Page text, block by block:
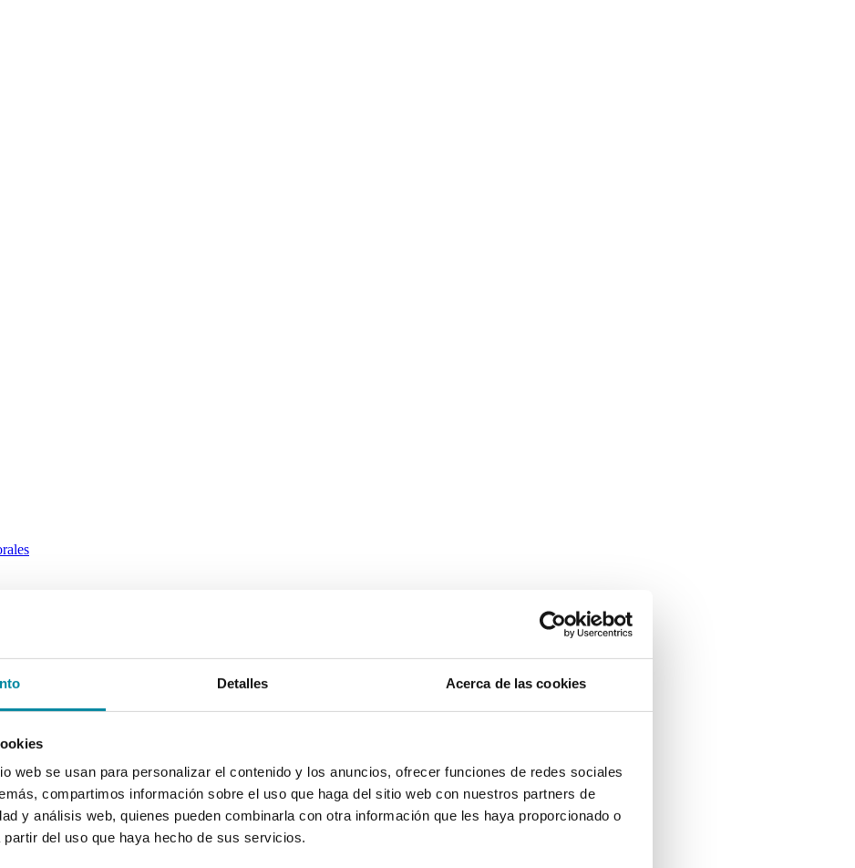
Detalles Acerca de las cookies
web se usan para personalizar el contenido y los anuncios, ofrecer funciones de redes sociales
compartimos información sobre el uso que haga del sitio web con nuestros partners de
y análisis web, quienes pueden combinarla con otra información que les haya proporcionado o
partir del uso que haya hecho de sus servicios.